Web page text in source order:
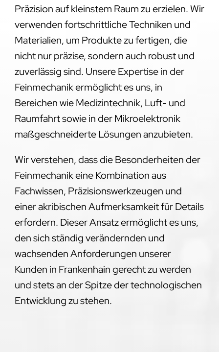
Präzision auf kleinstem Raum zu erzielen. Wir
verwenden fortschrittliche Techniken und
Materialien, um Produkte zu fertigen, die
nicht nur präzise, sondern auch robust und
zuverlässig sind. Unsere Expertise in der
Feinmechanik ermöglicht es uns, in
Bereichen wie Medizintechnik, Luft- und
Raumfahrt sowie in der Mikroelektronik
maßgeschneiderte Lösungen anzubieten.
Wir verstehen, dass die Besonderheiten der
Feinmechanik eine Kombination aus
Fachwissen, Präzisionswerkzeugen und
einer akribischen Aufmerksamkeit für Details
erfordern. Dieser Ansatz ermöglicht es uns,
den sich ständig verändernden und
wachsenden Anforderungen unserer
Kunden in Frankenhain gerecht zu werden
und stets an der Spitze der technologischen
Entwicklung zu stehen.